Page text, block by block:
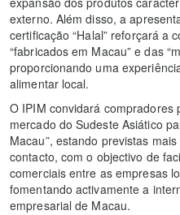
externo. Além disso, a
certificação “Halal” reforçará a
“fabricados em Macau” e das
proporcionando uma
alimentar local.
O IPIM convidará compradores
mercado do Sudeste Asiático
Macau”, estando previstas
contacto, com o objectivo de
comerciais entre as empresas
fomentando activamente a
empresarial de Macau.